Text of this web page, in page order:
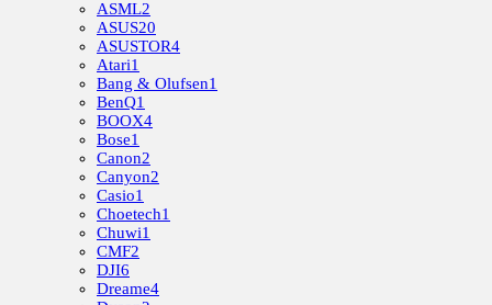
ASML2
ASUS20
ASUSTOR4
Atari1
Bang & Olufsen1
BenQ1
BOOX4
Bose1
Canon2
Canyon2
Casio1
Choetech1
Chuwi1
CMF2
DJI6
Dreame4